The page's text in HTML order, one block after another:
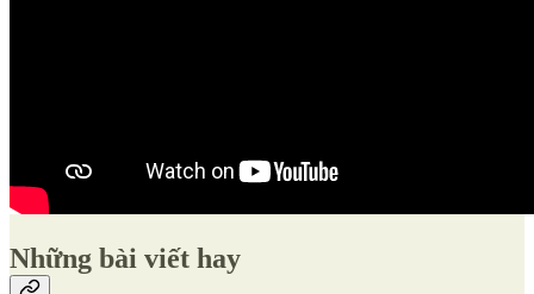
Những bài viết hay